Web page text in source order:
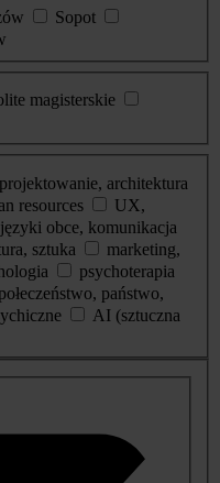
Sopot
magisterskie
architektura
resources
UX,
języki obce, komunikacja
sztuka
marketing,
psychoterapia
państwo,
AI (sztuczna